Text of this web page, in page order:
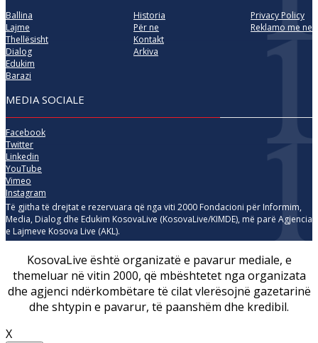
Ballina
Lajme
Thellësisht
Dialog
Edukim
Barazi
Historia
Për ne
Kontakt
Arkiva
Privacy Policy
Reklamo me ne
MEDIA SOCIALE
Facebook
Twitter
Linkedin
YouTube
Vimeo
Instagram
Të gjitha të drejtat e rezervuara që nga viti 2000 Fondacioni për Informim,
Media, Dialog dhe Edukim KosovaLive (KosovaLive/KIMDE), më parë Agjencia
e Lajmeve Kosova Live (AKL).
KosovaLive është organizatë e pavarur mediale, e
themeluar në vitin 2000, që mbështetet nga organizata
dhe agjenci ndërkombëtare të cilat vlerësojnë gazetarinë
dhe shtypin e pavarur, të paanshëm dhe kredibil.
X